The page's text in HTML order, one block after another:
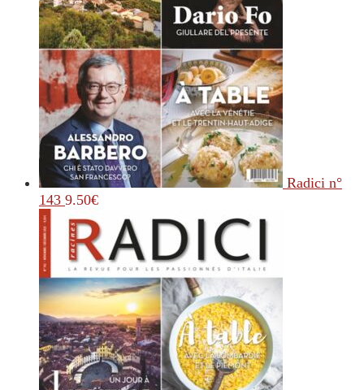
Radici n°
143 9.50€